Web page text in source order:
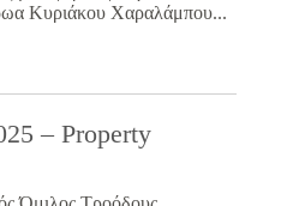
Κυριάκου Χαραλάμπου...
– Property